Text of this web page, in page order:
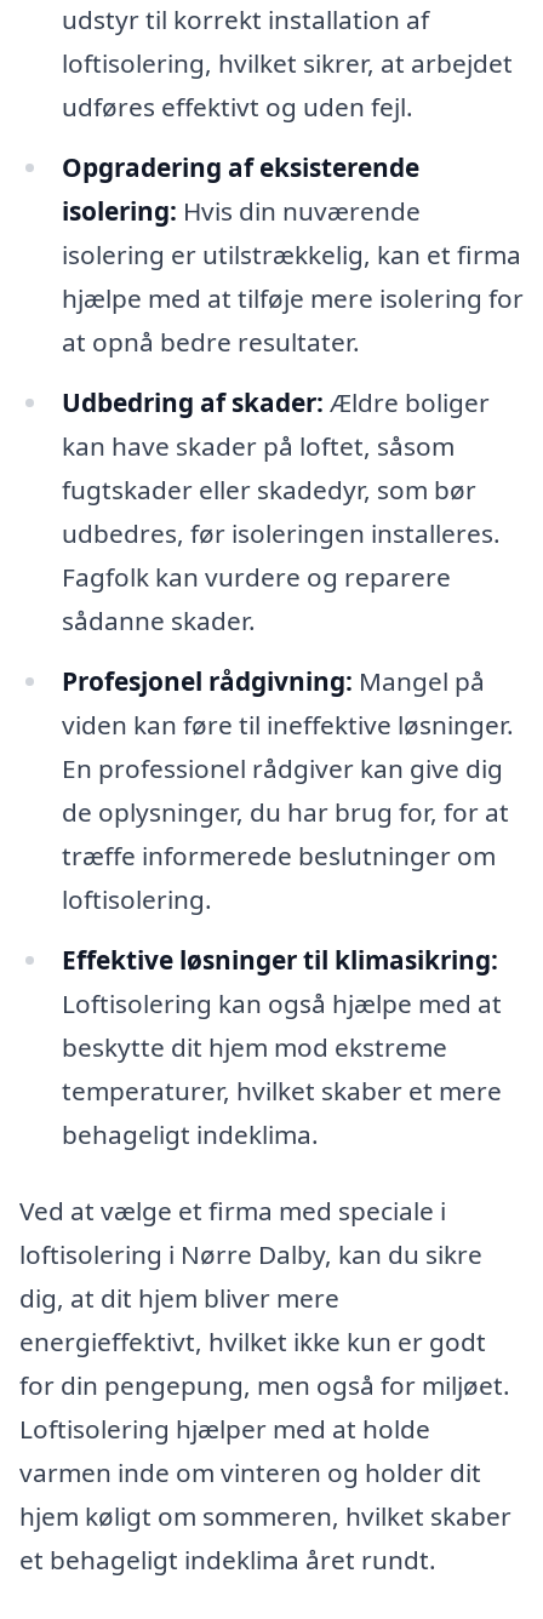
udstyr til korrekt installation af
loftisolering, hvilket sikrer, at arbejdet
udføres effektivt og uden fejl.
Opgradering af eksisterende
isolering: Hvis din nuværende
isolering er utilstrækkelig, kan et firma
hjælpe med at tilføje mere isolering for
at opnå bedre resultater.
Udbedring af skader: Ældre boliger
kan have skader på loftet, såsom
fugtskader eller skadedyr, som bør
udbedres, før isoleringen installeres.
Fagfolk kan vurdere og reparere
sådanne skader.
Profesjonel rådgivning: Mangel på
viden kan føre til ineffektive løsninger.
En professionel rådgiver kan give dig
de oplysninger, du har brug for, for at
træffe informerede beslutninger om
loftisolering.
Effektive løsninger til klimasikring:
Loftisolering kan også hjælpe med at
beskytte dit hjem mod ekstreme
temperaturer, hvilket skaber et mere
behageligt indeklima.
Ved at vælge et firma med speciale i
loftisolering i Nørre Dalby, kan du sikre
dig, at dit hjem bliver mere
energieffektivt, hvilket ikke kun er godt
for din pengepung, men også for miljøet.
Loftisolering hjælper med at holde
varmen inde om vinteren og holder dit
hjem køligt om sommeren, hvilket skaber
et behageligt indeklima året rundt.